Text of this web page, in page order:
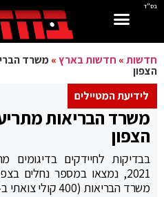
בס"ד
חדשות» חדשות בארץ»משרד
הצפון
לידיעת המטיילים
משרד הבריאות
הצפון
2021, נמצאו במספר נחלים
משרד הבריאות (400 קולי צואתי ב-100 מ"ל)